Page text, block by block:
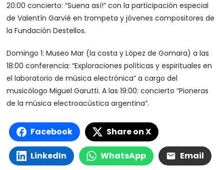
20:00 concierto: “Suena así!” con la participación especial
de Valentín Garvié en trompeta y jóvenes compositores de
la Fundación Destellos.
Domingo 1: Museo Mar (la costa y López de Gomara) a las
18:00 conferencia: “Exploraciones políticas y espirituales en
el laboratorio de música electrónica” a cargo del
musicólogo Miguel Garutti. A las 19:00: concierto “Pioneras
de la música electroacústica argentina”.
Facebook Share on X
LinkedIn WhatsApp Email